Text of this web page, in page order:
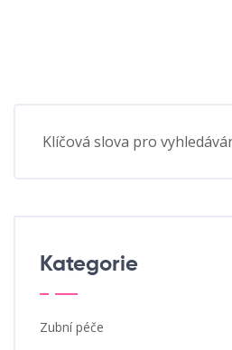
Kategorie
Zubní péče